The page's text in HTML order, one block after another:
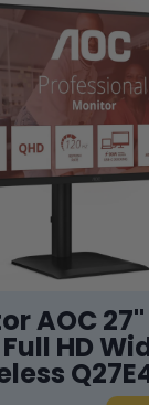
AOC 27''
Full HD